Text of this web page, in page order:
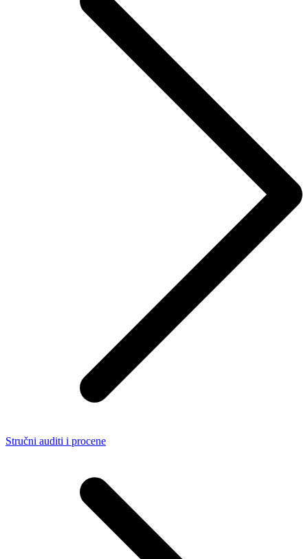
Stručni auditi i procene